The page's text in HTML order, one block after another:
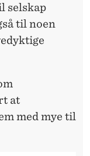
selskap
til noen
at
med mye til